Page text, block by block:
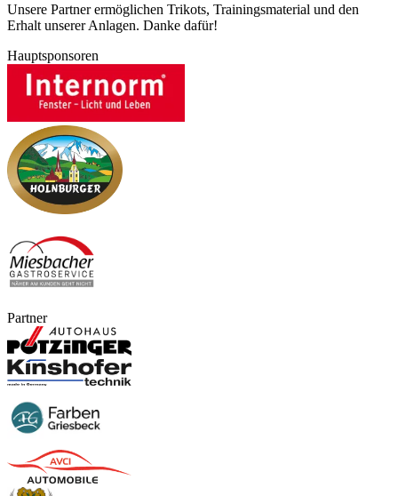
Unsere Partner ermöglichen Trikots, Trainingsmaterial und den
Erhalt unserer Anlagen. Danke dafür!
Hauptsponsoren
Partner